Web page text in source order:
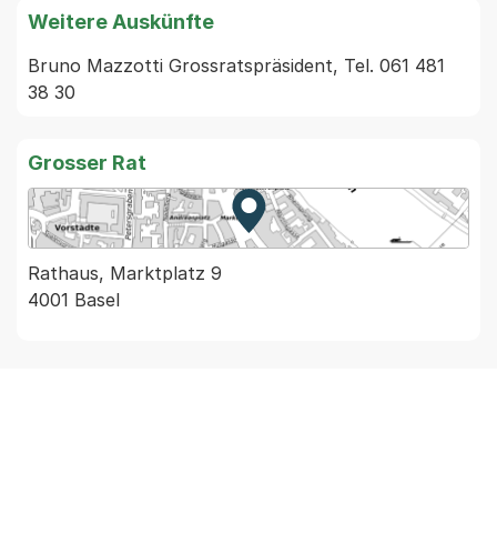
Weitere Auskünfte
Bruno Mazzotti Grossratspräsident, Tel. 061 481
38 30
Grosser Rat
Zur Karte von MapBS.
Externer Link, wird in einem
Rathaus, Marktplatz 9
4001 Basel